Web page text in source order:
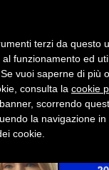
terzi da questo
funzionamento ed
vuoi saperne di più
consulta la cookie
scorrendo
la navigazione in
cookie.